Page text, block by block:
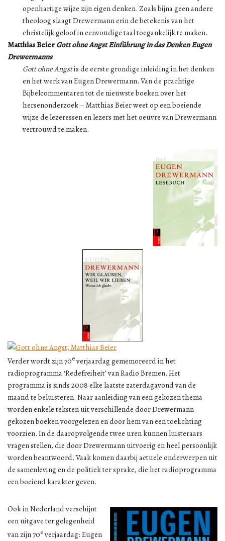
openhartige wijze zijn eigen denken. Zoals bijna geen andere
theoloog slaagt Drewermann erin de betekenis van het
christelijk geloof in eenvoudige taal toegankelijk te maken.
Matthias Beier Gott ohne Angst Einführung in das Denken Eugen
Drewermanns
Gott ohne Angstis de eerste grondige inleiding in het denken
en het werk van Eugen Drewermann. Van de prachtige
Bijbelcommentaren tot de nieuwste boeken over het
hersenonderzoek – Matthias Beier weet op een boeiende
wijze de lezeressen en lezers met het oeuvre van Drewermann
vertrouwd te maken.
Verder wordt zijn 70everjaardag gememoreerd in het
radioprogramma ‘Redefreiheit’ van Radio Bremen. Het
programma is sinds 2008 elke laatste zaterdagavond van de
maand te beluisteren. Naar aanleiding van een gekozen thema
worden enkele teksten uit verschillende door Drewermann
gekozen boeken voorgelezen en door hem van een toelichting
voorzien. In de daaropvolgende twee uren kunnen luisteraars
vragen stellen, die door Drewermann uitvoerig en heel persoonlijk
worden beantwoord. Vaak komen daarbij actuele onderwerpen uit
de samenleving en de politiek ter sprake, die het radioprogramma
een boeiend karakter geven.
Ook in Nederland verschijnt
een uitgave ter gelegenheid
van zijn 70everjaardag: Eugen